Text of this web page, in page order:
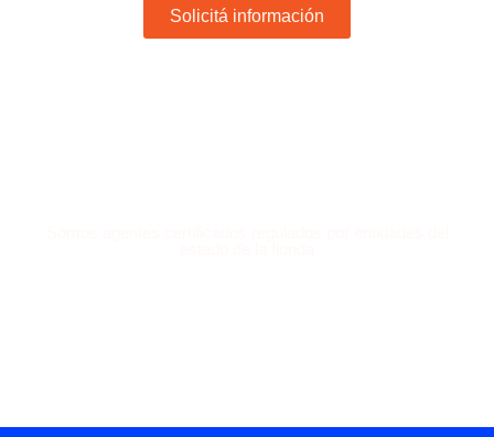
Solicitá información